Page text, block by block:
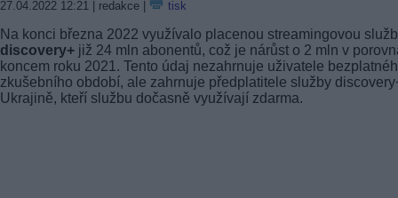
27.04.2022 12:21 | redakce | tisk
Na konci března 2022 využívalo placenou streamingovou
discovery+ již 24 mln abonentů, což je nárůst o 2 mln v
koncem roku 2021. Tento údaj nezahrnuje uživatele
zkušebního období, ale zahrnuje předplatitele služby
Ukrajině, kteří službu dočasně využívají zdarma.